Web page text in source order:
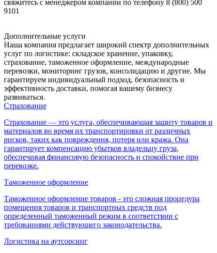
свяжитесь с менеджером компании по телефону 8 (800) 500
9101
Дополнительные услуги
Наша компания предлагает широкий спектр дополнительных
услуг по логистике: складское хранение, упаковку,
страхование, таможенное оформление, международные
перевозки, мониторинг грузов, консолидацию и другие. Мы
гарантируем индивидуальный подход, безопасность и
эффективность доставки, помогая вашему бизнесу
развиваться.
Страхование
Страхование — это услуга, обеспечивающая защиту товаров и
материалов во время их транспортировки от различных
рисков, таких как повреждения, потеря или кража. Она
гарантирует компенсацию убытков владельцу груза,
обеспечивая финансовую безопасность и спокойствие при
перевозке.
Таможенное оформление
Таможенное оформление товаров - это сложная процедура
помещения товаров и транспортных средств под
определенный таможенный режим в соответствии с
требованиями действующего законодательства.
Логистика на аутсорсинг